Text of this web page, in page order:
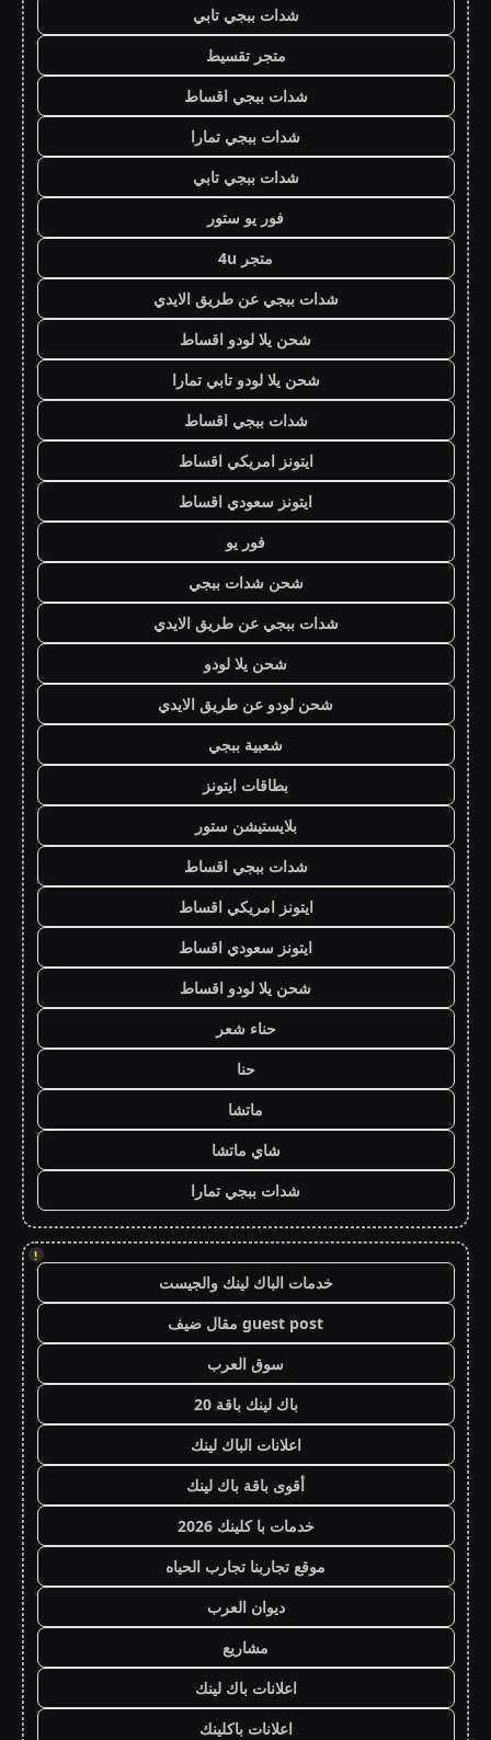
شدات ببجي تابي
متجر تقسيط
شدات ببجي اقساط
شدات ببجي تمارا
شدات ببجي تابي
فور يو ستور
متجر 4u
شدات ببجي عن طريق الايدي
شحن يلا لودو اقساط
شحن يلا لودو تابي تمارا
شدات ببجي اقساط
ايتونز امريكي اقساط
ايتونز سعودي اقساط
فور يو
شحن شدات ببجي
شدات ببجي عن طريق الايدي
شحن يلا لودو
شحن لودو عن طريق الايدي
شعبية ببجي
بطاقات ايتونز
بلايستيشن ستور
شدات ببجي اقساط
ايتونز امريكي اقساط
ايتونز سعودي اقساط
شحن يلا لودو اقساط
حناء شعر
حنا
ماتشا
شاي ماتشا
شدات ببجي تمارا
!
خدمات الباك لينك والجيست
guest post مقال ضيف
سوق العرب
باك لينك باقة 20
اعلانات الباك لينك
أقوى باقة باك لينك
خدمات با كلينك 2026
موقع تجاربنا تجارب الحياه
ديوان العرب
مشاريع
اعلانات باك لينك
اعلانات باكلينك